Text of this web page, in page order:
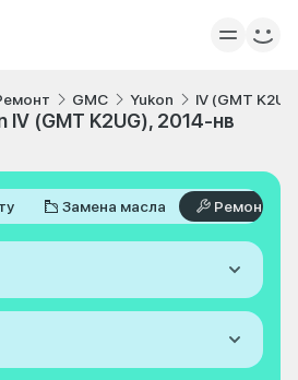
GMC Yukon IV (GMT
IV (GMT K2UG), 2014-нв
Замена масла Ремонт